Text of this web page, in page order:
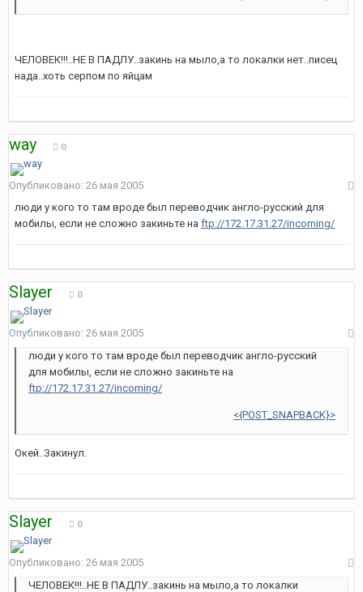
ЧЕЛОВЕК!!!..НЕ В ПАДЛУ..закинь на мыло,а то локалки нет..писец
нада..хоть серпом по яйцам
way 0
Опубликовано: 26 мая 2005
люди у кого то там вроде был переводчик англо-русский для
мобилы, если не сложно закиньте на ftp://172.17.31.27/incoming/
Slayer 0
Опубликовано: 26 мая 2005
люди у кого то там вроде был переводчик англо-русский
для мобилы, если не сложно закиньте на
ftp://172.17.31.27/incoming/
<{POST_SNAPBACK}>
Окей..Закинул.
Slayer 0
Опубликовано: 26 мая 2005
ЧЕЛОВЕК!!!..НЕ В ПАДЛУ..закинь на мыло,а то локалки